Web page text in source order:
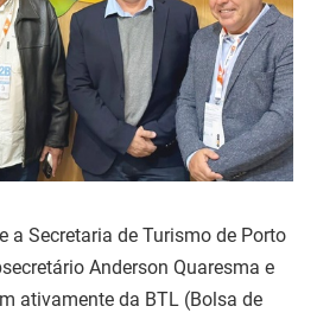
a Secretaria de Turismo de Porto
Anderson Quaresma e
ativamente da BTL (Bolsa de